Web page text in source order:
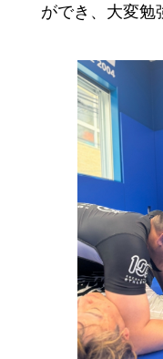
ができ、大変勉